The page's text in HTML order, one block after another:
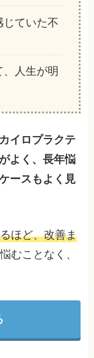
じていた不
人生が明
イロプラクテ
よく、長年悩
ースもよく見
ほど、改善ま
むことなく、